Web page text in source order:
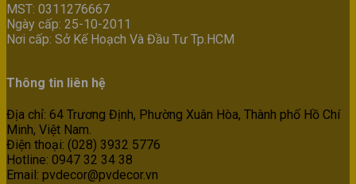
MST: 0311276667
Ngày cấp: 25-10-2011
Nơi cấp: Sở Kế Hoạch Và Đầu Tư Tp.HCM
Thông tin liên hệ
Địa chỉ: 64 Trương Định, Phường Xuân Hòa, Thành phố Hồ Chí
Minh, Việt Nam.
Điện thoại: (028) 3932 5776
Hotline: 0947 32 34 38
Email: pvdecor@pvdecor.vn